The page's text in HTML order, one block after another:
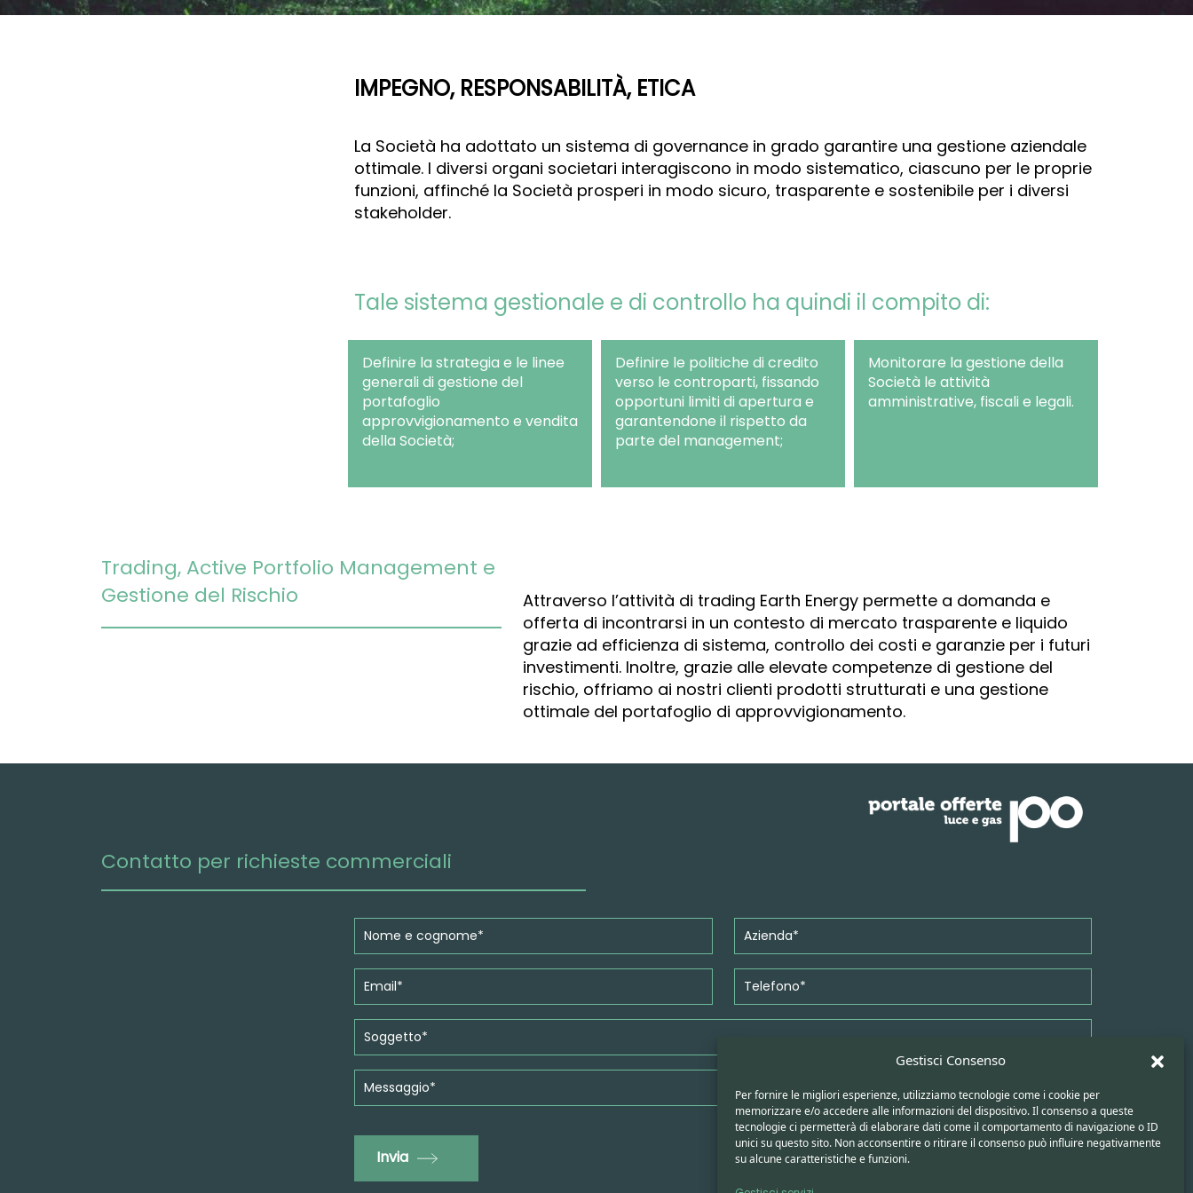
Gestisci Consenso
Per fornire le migliori esperienze, utilizziamo tecnologie come i cookie per
memorizzare e/o accedere alle informazioni del dispositivo. Il consenso a queste
tecnologie ci permetterà di elaborare dati come il comportamento di navigazione o ID
unici su questo sito. Non acconsentire o ritirare il consenso può influire negativamente
su alcune caratteristiche e funzioni.
IMPEGNO, RESPONSABILITÀ, ETICA
La Società ha adottato un sistema di governance in grado garantire una gestione aziendale
ottimale. I diversi organi societari interagiscono in modo sistematico, ciascuno per le proprie
funzioni, affinché la Società prosperi in modo sicuro, trasparente e sostenibile per i diversi
stakeholder.
Tale sistema gestionale e di controllo ha quindi il compito di:
Definire la strategia e le linee
generali di gestione del
portafoglio
approvvigionamento e vendita
della Società;
Definire le politiche di credito
verso le controparti, fissando
opportuni limiti di apertura e
garantendone il rispetto da
parte del management;
Monitorare la gestione della
Società le attività
amministrative, fiscali e legali.
Trading, Active Portfolio Management e
Gestione del Rischio
Attraverso l’attività di trading Earth Energy permette a domanda e
offerta di incontrarsi in un contesto di mercato trasparente e liquido
grazie ad efficienza di sistema, controllo dei costi e garanzie per i futuri
investimenti. Inoltre, grazie alle elevate competenze di gestione del
rischio, offriamo ai nostri clienti prodotti strutturati e una gestione
ottimale del portafoglio di approvvigionamento.
Contatto per richieste commerciali
Invia